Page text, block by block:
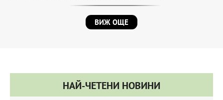
ВИЖ ОЩЕ
НАЙ-ЧЕТЕНИ НОВИНИ